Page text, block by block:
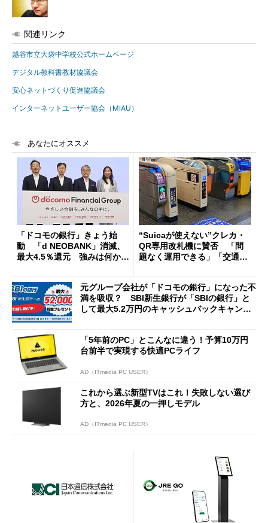
関連リンク
越谷市立大袋中学校公式ホームページ
デジタル教科書教材協議会
安心ネットづくり促進協議会
インターネットユーザー協会（MIAU）
あなたにオススメ
「ドコモの銀行」きょう始
動 「d NEOBANK」消滅、
最大4.5％還元 強みは何か解
“Suicaが使えない”クレカ・
QR専用改札機に賛否 「問
題なく運用できる」「交通系I
元グループ会社が「ドコモの銀行」になった不
満を吸収？ SBI新生銀行が「SBIの銀行」と
して最大5.2万円のキャッシュバックキャンペ
「5年前のPC」とこんなに違う！予算10万円
台前半で実現する快適PCライフ
AD（ITmedia PC USER）
これから選ぶ新型TVはこれ！失敗しない選び
方と、2026年夏の一押しモデル
AD（ITmedia PC USER）